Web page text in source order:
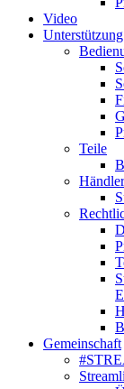
Video
Unterstützung
Teile
Gemeinschaft